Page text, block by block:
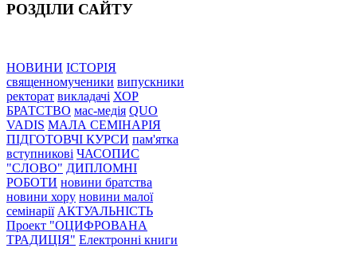
РОЗДІЛИ САЙТУ
НОВИНИ ІСТОРІЯ
священномученики випускники
ректорат викладачі ХОР
БРАТСТВО мас-медія QUO
VADIS МАЛА СЕМІНАРІЯ
ПІДГОТОВЧІ КУРСИ пам'ятка
вступникові ЧАСОПИС
"СЛОВО" ДИПЛОМНІ
РОБОТИ новини братства
новини хору новини малої
семінарії АКТУАЛЬНІСТЬ
Проект "ОЦИФРОВАНА
ТРАДИЦІЯ" Електронні книги